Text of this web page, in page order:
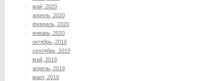
май, 2020
апрель, 2020
февраль, 2020
январь, 2020
октябрь, 2019
сентябрь, 2019
май, 2019
апрель, 2019
март, 2019